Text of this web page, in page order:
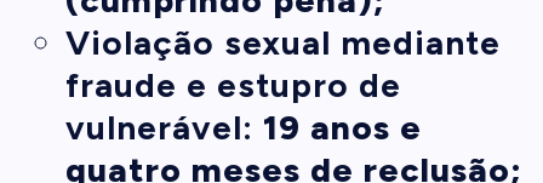
Violação sexual mediante
fraude e estupro de
vulnerável: 19 anos e
quatro meses de reclusão;